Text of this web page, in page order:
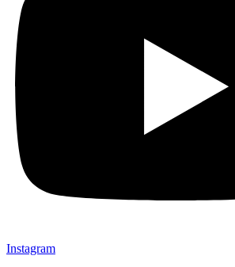
Instagram